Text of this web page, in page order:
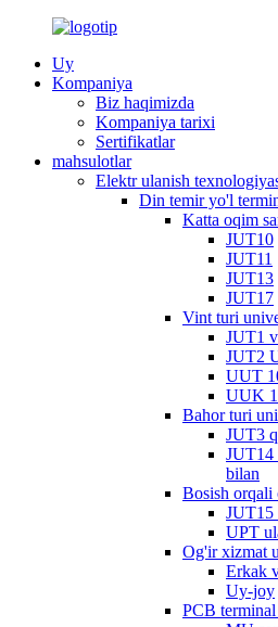
Uy
Kompaniya
Biz haqimizda
Kompaniya tarixi
Sertifikatlar
mahsulotlar
Elektr ulanish
Din temir yo'l
Katta oqim
JUT10
JUT11
JUT13
JUT17
Vint turi
JUT1
JUT2
UUT
UUK
Bahor turi
JUT3
JUT14
bilan
Bosish orqali
JUT15
UPT
Og'ir xizmat
Erkak
Uy-joy
PCB